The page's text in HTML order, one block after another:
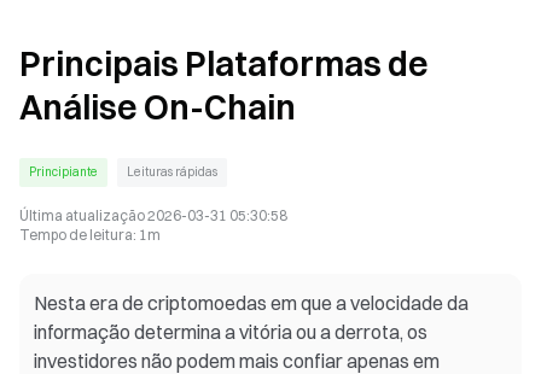
Principais Plataformas de
Análise On-Chain
Principiante Leituras rápidas
Última atualização2026-03-31 05:30:58
Tempo de leitura: 1m
Nesta era de criptomoedas em que a velocidade da
informação determina a vitória ou a derrota, os
investidores não podem mais confiar apenas em